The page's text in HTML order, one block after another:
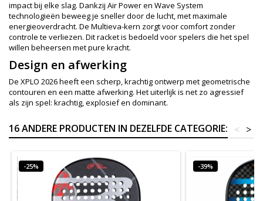
impact bij elke slag. Dankzij Air Power en Wave System
technologieën beweeg je sneller door de lucht, met maximale
energieoverdracht. De Multieva-kern zorgt voor comfort zonder
controle te verliezen. Dit racket is bedoeld voor spelers die het spel
willen beheersen met pure kracht.
Design en afwerking
De XPLO 2026 heeft een scherp, krachtig ontwerp met geometrische
contouren en een matte afwerking. Het uiterlijk is net zo agressief
als zijn spel: krachtig, explosief en dominant.
16 ANDERE PRODUCTEN IN DEZELFDE CATEGORIE: >
<
-25% -39%